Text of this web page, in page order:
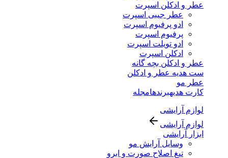
عطر و ادکلن اسپرت
عطر جیبی اسپرت
ادو پرفیوم اسپرت
پرفیوم اسپرت
ادو تویلت اسپرت
ادکلن اسپرت
عطر و ادکلن بچه گانه
ست هدیه عطر و ادکلن
عطر مو
کارت هدیهبرندهامجله
لوازم آرایشی
لوازم آرایشی
ابزار آرایشی
وسایل آرایش مو
تیغ اصلاح صورت و ابرو